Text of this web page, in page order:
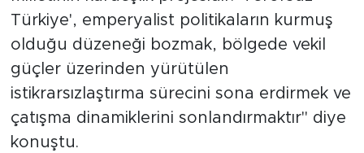
Türkiye', emperyalist politikaların kurmuş
olduğu düzeneği bozmak, bölgede vekil
güçler üzerinden yürütülen
istikrarsızlaştırma sürecini sona erdirmek ve
çatışma dinamiklerini sonlandırmaktır" diye
konuştu.